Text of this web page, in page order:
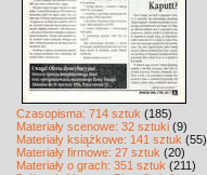
Czasopisma: 714 sztuk (185)
Materiały scenowe: 32 sztuki (9)
Materiały książkowe: 141 sztuk (55)
Materiały firmowe: 27 sztuk (20)
Materiały o grach: 351 sztuk (211)